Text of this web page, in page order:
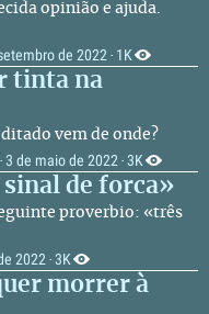
opinião e ajuda.
de 2022 · 1K
tinta na
vem de onde?
· 3 de maio de 2022 · 3K
sinal de forca»
proverbio: «três
2022 · 3K
morrer à